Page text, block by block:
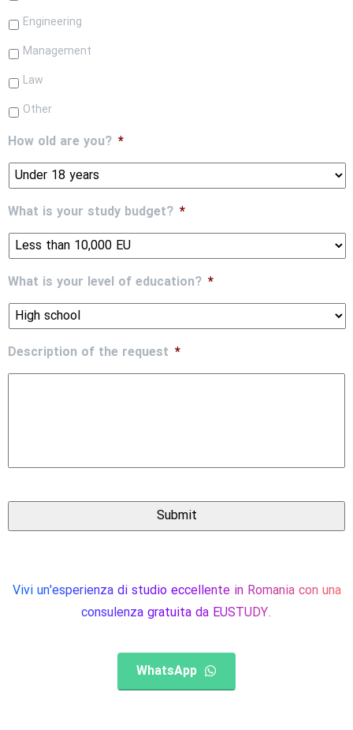
Engineering
Management
Law
Other
How old are you? *
What is your study budget? *
What is your level of education? *
Description of the request *
Vivi un'esperienza di studio eccellente in Romania con una
consulenza gratuita da EUSTUDY.
WhatsApp